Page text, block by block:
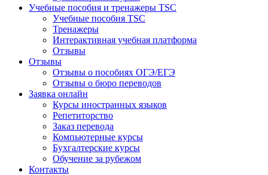
Учебные пособия и тренажеры TSC
Учебные пособия TSC
Тренажеры
Интерактивная учебная платформа
Отзывы
Отзывы
Отзывы о пособиях ОГЭ/ЕГЭ
Отзывы о бюро переводов
Заявка онлайн
Курсы иностранных языков
Репетиторство
Заказ перевода
Компьютерные курсы
Бухгалтерские курсы
Обучение за рубежом
Контакты